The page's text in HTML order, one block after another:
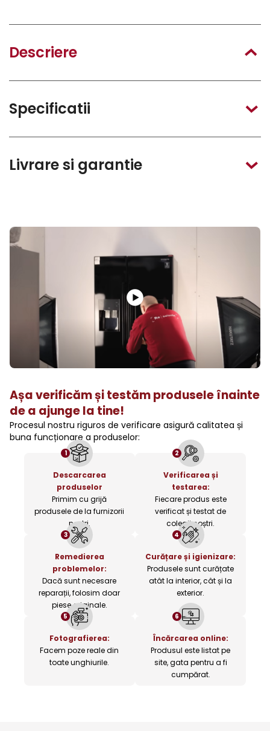
Descriere
Specificatii
Livrare si garantie
Așa verificăm și testăm produsele înainte
de a ajunge la tine!
Procesul nostru riguros de verificare asigură calitatea și
buna funcționare a produselor:
1
Descarcarea
produselor
Primim cu grijă
produsele de la furnizorii
noștri.
2
Verificarea și
testarea:
Fiecare produs este
verificat și testat de
colegii noștri.
3
Remedierea
problemelor:
Dacă sunt necesare
reparații, folosim doar
piese originale.
4
Curățare și igienizare:
Produsele sunt curățate
atât la interior, cât și la
exterior.
5
Fotografierea:
Facem poze reale din
toate unghiurile.
6
Încărcarea online:
Produsul este listat pe
site, gata pentru a fi
cumpărat.